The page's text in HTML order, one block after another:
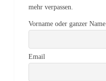
mehr verpassen.
Vorname oder ganzer Name
Email